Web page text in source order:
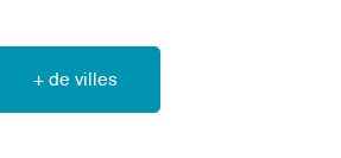
+ de villes